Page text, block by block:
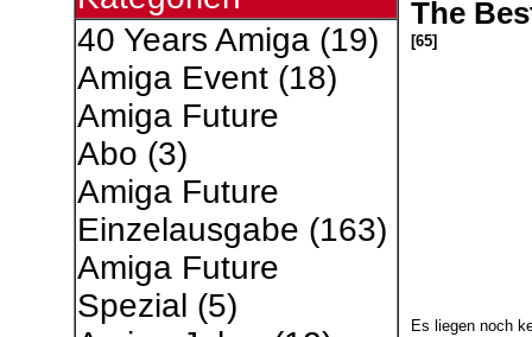
40 Years Amiga(19)
Amiga Event(18)
Amiga Future
Abo (3)
Amiga Future
Einzelausgabe (163)
Amiga Future
Spezial (5)
The
[65]
Es liegen noch